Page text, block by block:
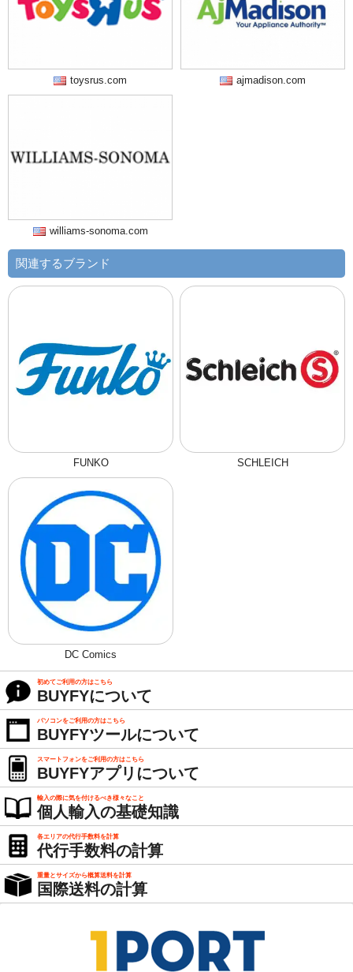
toysrus.com ajmadison.com
williams-sonoma.com
関連するブランド
FUNKO SCHLEICH
DC Comics
初めてご利用の方はこちら
BUYFYについて
パソコンをご利用の方はこちら
BUYFYツールについて
スマートフォンをご利用の方はこちら
BUYFYアプリについて
輸入の際に気を付けるべき様々なこと
個人輸入の基礎知識
各エリアの代行手数料を計算
代行手数料の計算
重量とサイズから概算送料を計算
国際送料の計算